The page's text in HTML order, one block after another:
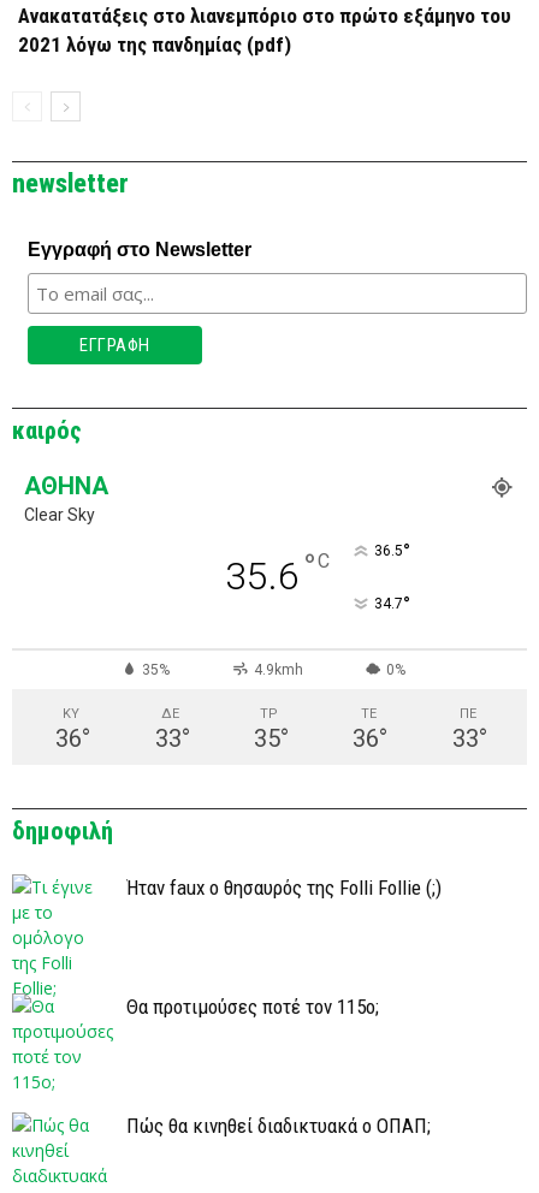
Ανακατατάξεις στο λιανεμπόριο στο πρώτο εξάμηνο του
2021 λόγω της πανδημίας (pdf)
newsletter
Εγγραφή στο Newsletter
καιρός
ΑΘΉΝΑ
Clear Sky
35.6 °C 36.5°
34.7°
35% 4.9kmh 0%
ΚΥ
36°
ΔΕ
33°
ΤΡ
35°
ΤΕ
36°
ΠΕ
33°
δημοφιλή
Ήταν faux ο θησαυρός της Folli Follie (;)
Θα προτιμούσες ποτέ τον 115ο;
Πώς θα κινηθεί διαδικτυακά ο ΟΠΑΠ;